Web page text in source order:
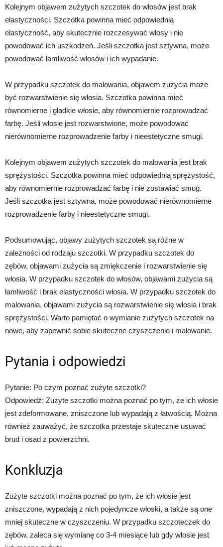
Kolejnym objawem zużytych szczotek do włosów jest brak
elastyczności. Szczotka powinna mieć odpowiednią
elastyczność, aby skutecznie rozczesywać włosy i nie
powodować ich uszkodzeń. Jeśli szczotka jest sztywna, może
powodować łamliwość włosów i ich wypadanie.
W przypadku szczotek do malowania, objawem zużycia może
być rozwarstwienie się włosia. Szczotka powinna mieć
równomierne i gładkie włosie, aby równomiernie rozprowadzać
farbę. Jeśli włosie jest rozwarstwione, może powodować
nierównomierne rozprowadzenie farby i nieestetyczne smugi.
Kolejnym objawem zużytych szczotek do malowania jest brak
sprężystości. Szczotka powinna mieć odpowiednią sprężystość,
aby równomiernie rozprowadzać farbę i nie zostawiać smug.
Jeśli szczotka jest sztywna, może powodować nierównomierne
rozprowadzenie farby i nieestetyczne smugi.
Podsumowując, objawy zużytych szczotek są różne w
zależności od rodzaju szczotki. W przypadku szczotek do
zębów, objawami zużycia są zmiękczenie i rozwarstwienie się
włosia. W przypadku szczotek do włosów, objawami zużycia są
łamliwość i brak elastyczności włosia. W przypadku szczotek do
malowania, objawami zużycia są rozwarstwienie się włosia i brak
sprężystości. Warto pamiętać o wymianie zużytych szczotek na
nowe, aby zapewnić sobie skuteczne czyszczenie i malowanie.
Pytania i odpowiedzi
Pytanie: Po czym poznać zużyte szczotki?
Odpowiedź: Zużyte szczotki można poznać po tym, że ich włosie
jest zdeformowane, zniszczone lub wypadają z łatwością. Można
również zauważyć, że szczotka przestaje skutecznie usuwać
brud i osad z powierzchni.
Konkluzja
Zużyte szczotki można poznać po tym, że ich włosie jest
zniszczone, wypadają z nich pojedyncze włoski, a także są one
mniej skuteczne w czyszczeniu. W przypadku szczoteczek do
zębów, zaleca się wymianę co 3-4 miesiące lub gdy włosie jest